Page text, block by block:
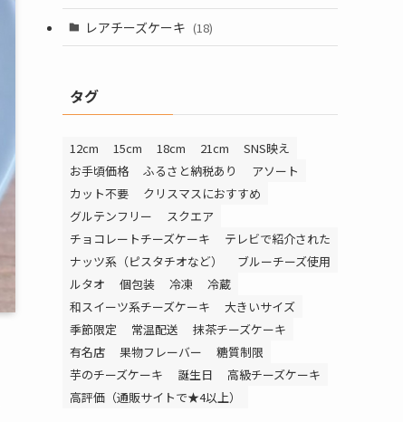
レアチーズケーキ (18)
タグ
12cm 15cm 18cm 21cm
SNS映え
お手頃価格
ふるさと納税あり
アソート
カット不要
クリスマスにおすすめ
グルテンフリー
スクエア
チョコレートチーズケーキ
テレビで紹介された
ナッツ系（ピスタチオなど）
ブルーチーズ使用
ルタオ
個包装 冷凍
冷蔵
和スイーツ系チーズケーキ
大きいサイズ
季節限定
常温配送
抹茶チーズケーキ
有名店
果物フレーバー
糖質制限
芋のチーズケーキ
誕生日
高級チーズケーキ
高評価（通販サイトで★4以上）